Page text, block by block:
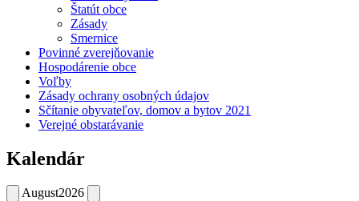
Štatút obce
Zásady
Smernice
Povinné zverejňovanie
Hospodárenie obce
Voľby
Zásady ochrany osobných údajov
Sčítanie obyvateľov, domov a bytov 2021
Verejné obstarávanie
Kalendár
August2026